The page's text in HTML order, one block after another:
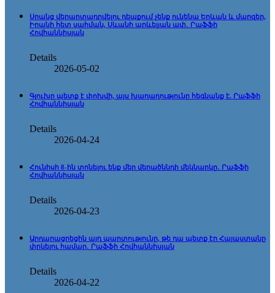
Սրանց վերարտադրվելու դեպքում չենք ունենա Երևան և մարզեր,
Իրանի հետ սահման, Սևանի արևելյան ափ․ Րաֆֆի
Հովհաննիսյան
Details
2026-05-02
Գլուխը պետք է փոխվի, այս խաղաղությունը հեգնանք է. Րաֆֆի
Հովհաննիսյան
Details
2026-04-24
Հունիսի 8-ին տոնելու ենք մեր վերածննդի մեկնարկը․ Րաֆֆի
Հովհաննիսյան
Details
2026-04-23
Արդարացրեցին այդ պարտությունը, թե դա պետք էր Հայաստանը
փրկելու համար․ Րաֆֆի Հովհաննիսյան
Details
2026-04-22